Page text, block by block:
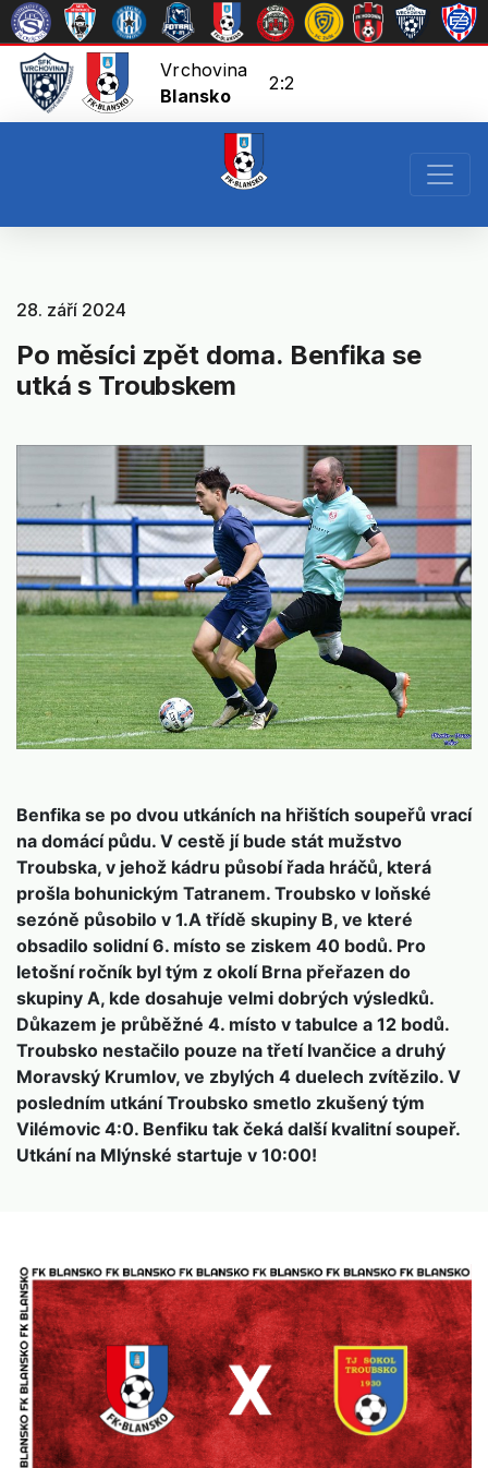
Vrchovina
Blansko
2:2
28. září 2024
Po měsíci zpět doma. Benfika se
utká s Troubskem
Benfika se po dvou utkáních na hřištích soupeřů vrací
na domácí půdu. V cestě jí bude stát mužstvo
Troubska, v jehož kádru působí řada hráčů, která
prošla bohunickým Tatranem. Troubsko v loňské
sezóně působilo v 1.A třídě skupiny B, ve které
obsadilo solidní 6. místo se ziskem 40 bodů. Pro
letošní ročník byl tým z okolí Brna přeřazen do
skupiny A, kde dosahuje velmi dobrých výsledků.
Důkazem je průběžné 4. místo v tabulce a 12 bodů.
Troubsko nestačilo pouze na třetí Ivančice a druhý
Moravský Krumlov, ve zbylých 4 duelech zvítězilo. V
posledním utkání Troubsko smetlo zkušený tým
Vilémovic 4:0. Benfiku tak čeká další kvalitní soupeř.
Utkání na Mlýnské startuje v 10:00!